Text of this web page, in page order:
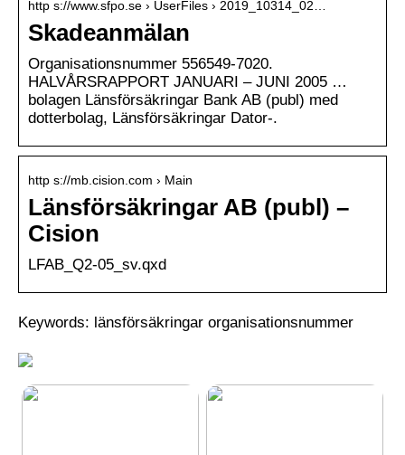
http s://www.sfpo.se › UserFiles › 2019_10314_02…
Skadeanmälan
Organisationsnummer 556549-7020.
HALVÅRSRAPPORT JANUARI – JUNI 2005 …
bolagen Länsförsäkringar Bank AB (publ) med
dotterbolag, Länsförsäkringar Dator-.
http s://mb.cision.com › Main
Länsförsäkringar AB (publ) –
Cision
LFAB_Q2-05_sv.qxd
Keywords: länsförsäkringar organisationsnummer